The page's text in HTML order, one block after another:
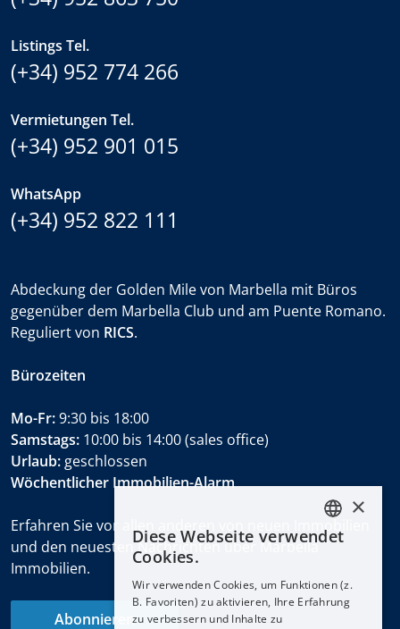
Listings Tel.
(+34) 952 774 266
Vermietungen Tel.
(+34) 952 901 015
WhatsApp
(+34) 952 822 111
Abdeckung der Golden Mile von Marbella mit Büros
gegenüber dem Marbella Club und am Puente Romano.
Reguliert von RICS.
Bürozeiten
Mo-Fr:9:30 bis 18:00
Samstags: 10:00 bis 14:00 (sales office)
Urlaub: geschlossen
Wöchentlicher Immobilien-Alarm
Erfahren Sie vor allen anderen von neuen Immobilien
und den neuesten Nachrichten über Marbella
Immobilien.
Abonnieren
ENGLISH
DEUTSCH
×
Diese Webseite verwendet
Cookies.
Wir verwenden Cookies, um Funktionen (z.
B. Favoriten) zu aktivieren, Ihre Erfahrung
zu verbessern und Inhalte zu